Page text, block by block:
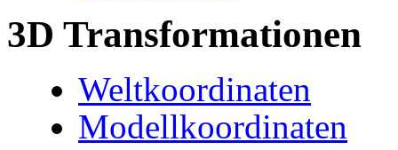
3D Transformationen
Weltkoordinaten
Modellkoordinaten